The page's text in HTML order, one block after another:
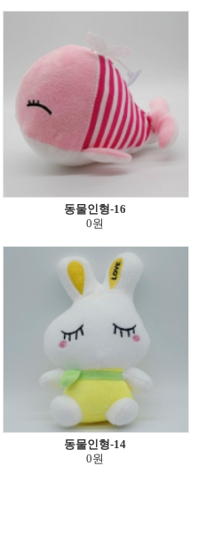
동물인형-16
0원
동물인형-14
0원